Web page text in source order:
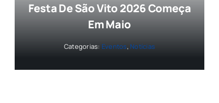
Festa De São Vito 2026 Começa
Em Maio
Categorias: Eventos, Notícias